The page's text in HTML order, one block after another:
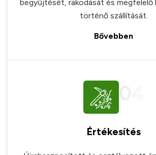
begyűjtését, rakodását és megfelelő
történő szállítását.
Bővebben
Értékesítés